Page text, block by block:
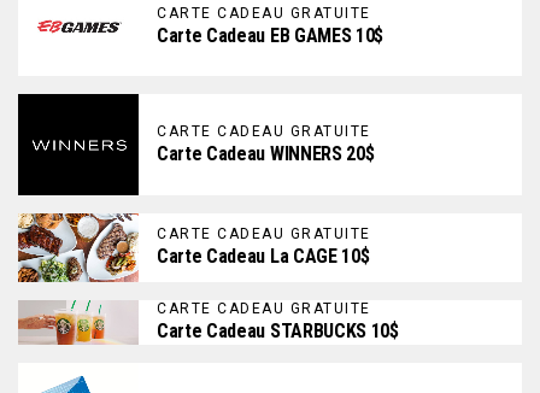
CARTE CADEAU GRATUITE
Carte Cadeau EB GAMES 10$
CARTE CADEAU GRATUITE
Carte Cadeau WINNERS 20$
CARTE CADEAU GRATUITE
Carte Cadeau La CAGE 10$
CARTE CADEAU GRATUITE
Carte Cadeau STARBUCKS 10$